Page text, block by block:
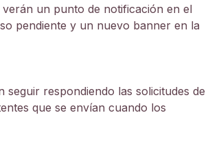
un punto de notificación en el
pendiente y un nuevo banner en la
respondiendo las solicitudes de
que se envían cuando los